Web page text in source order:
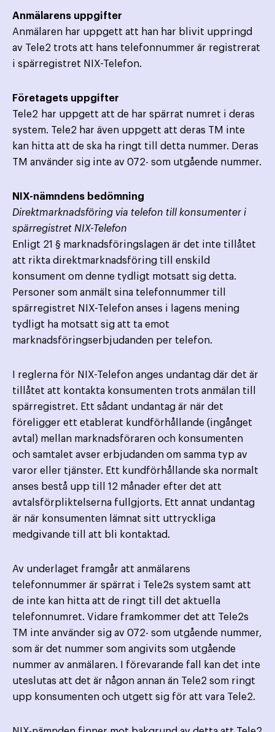
Anmälarens uppgifter
Anmälaren har uppgett att han har blivit uppringd
av Tele2 trots att hans telefonnummer är registrerat
i spärregistret NIX-Telefon.
Företagets uppgifter
Tele2 har uppgett att de har spärrat numret i deras
system. Tele2 har även uppgett att deras TM inte
kan hitta att de ska ha ringt till detta nummer. Deras
TM använder sig inte av 072- som utgående nummer.
NIX-nämndens bedömning
Direktmarknadsföring via telefon till konsumenter i
spärregistret NIX-Telefon
Enligt 21 § marknadsföringslagen är det inte tillåtet
att rikta direktmarknadsföring till enskild
konsument om denne tydligt motsatt sig detta.
Personer som anmält sina telefonnummer till
spärregistret NIX-Telefon anses i lagens mening
tydligt ha motsatt sig att ta emot
marknadsföringserbjudanden per telefon.
I reglerna för NIX-Telefon anges undantag där det är
tillåtet att kontakta konsumenten trots anmälan till
spärregistret. Ett sådant undantag är när det
föreligger ett etablerat kundförhållande (ingånget
avtal) mellan marknadsföraren och konsumenten
och samtalet avser erbjudanden om samma typ av
varor eller tjänster. Ett kundförhållande ska normalt
anses bestå upp till 12 månader efter det att
avtalsförpliktelserna fullgjorts. Ett annat undantag
är när konsumenten lämnat sitt uttryckliga
medgivande till att bli kontaktad.
Av underlaget framgår att anmälarens
telefonnummer är spärrat i Tele2s system samt att
de inte kan hitta att de ringt till det aktuella
telefonnumret. Vidare framkommer det att Tele2s
TM inte använder sig av 072- som utgående nummer,
som är det nummer som angivits som utgående
nummer av anmälaren. I förevarande fall kan det inte
uteslutas att det är någon annan än Tele2 som ringt
upp konsumenten och utgett sig för att vara Tele2.